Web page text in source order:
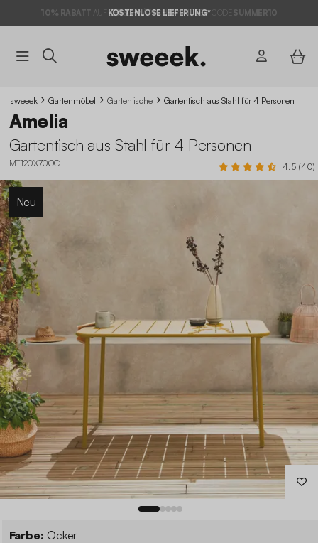
10% RABATT AUF DER SCHNÄPPCHEN* MIT DEM CODE SUMMER10
KOSTENLOSE LIEFERUNG*
sweeek Gartenmöbel Gartentische Gartentisch aus Stahl für 4 Personen
Amelia
Gartentisch aus Stahl für 4 Personen
MT120X70OC 4.5 (40)
Neu
Farbe: Ocker